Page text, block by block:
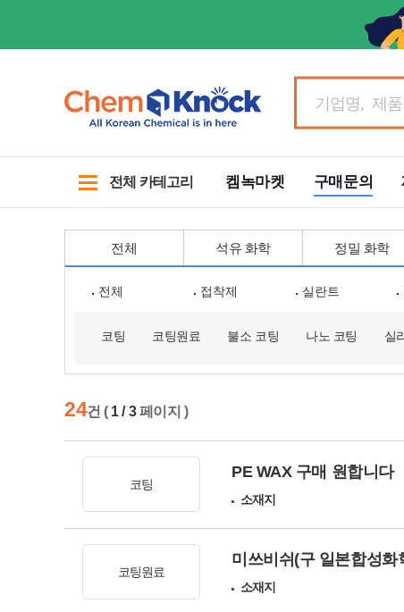
전체 카테고리 켐녹마켓 구매문의
전체 석유 화학 정밀 화학
전체 접착제 실란트
코팅 코팅원료 불소 코팅 나노 코팅 실
24건 ( 1 / 3페이지 )
코팅
PE WAX 구매 원합니다
소재지
코팅원료
미쓰비쉬(구 일본합성화
소재지